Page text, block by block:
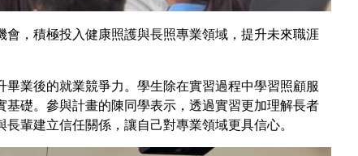
，積極投入健康照護與長照專業領域，提升未來職涯
業後的就業競爭力。學生除在實習過程中學習照顧服
礎。參與計畫的陳同學表示，透過實習更加理解長者
輩建立信任關係，讓自己對專業領域更具信心。